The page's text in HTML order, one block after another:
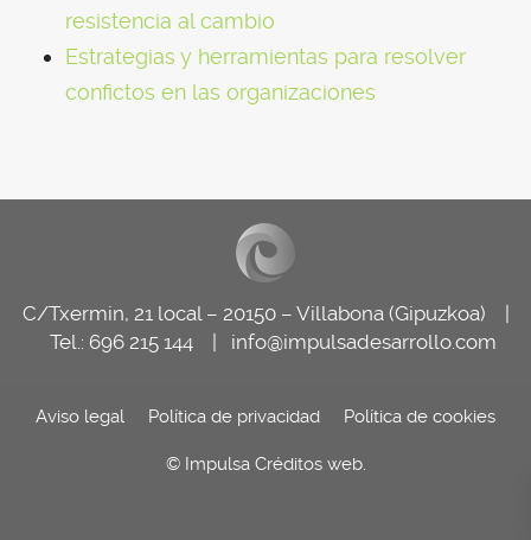
resistencia al cambio
Estrategias y herramientas para resolver
confictos en las organizaciones
C/Txermin, 21 local – 20150 – Villabona (Gipuzkoa) |
Tel.: 696 215 144 | info@impulsadesarrollo.com
Aviso legal Política de privacidad Política de cookies
© Impulsa Créditos web.